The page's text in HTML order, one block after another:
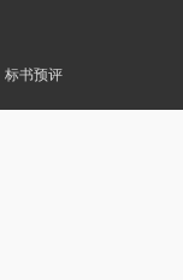
标书预评